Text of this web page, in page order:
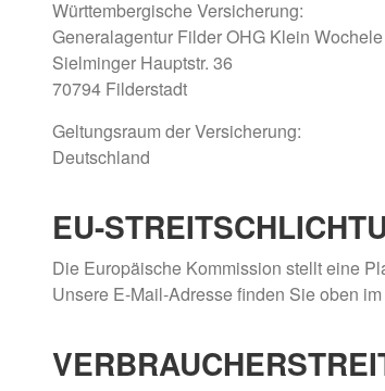
Württembergische Versicherung:
Generalagentur Filder OHG Klein
Sielminger Hauptstr. 36
70794 Filderstadt
Geltungsraum der Versicherung:
Deutschland
EU-
Die Europäische Kommission stellt eine
Unsere E-Mail-Adresse finden Sie oben